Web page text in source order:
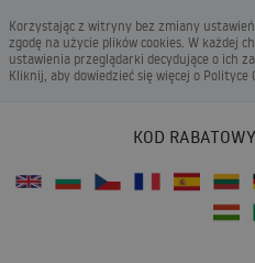
Korzystając z witryny bez zmiany
zgodę na użycie plików cookies. W każdej
ustawienia przeglądarki decydujące o ich
Kliknij, aby dowiedzieć się więcej o Polityce
KOD